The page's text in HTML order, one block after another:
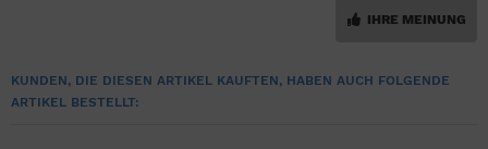
IHRE MEINUNG
KUNDEN, DIE DIESEN ARTIKEL KAUFTEN, HABEN AUCH FOLGENDE
ARTIKEL BESTELLT: